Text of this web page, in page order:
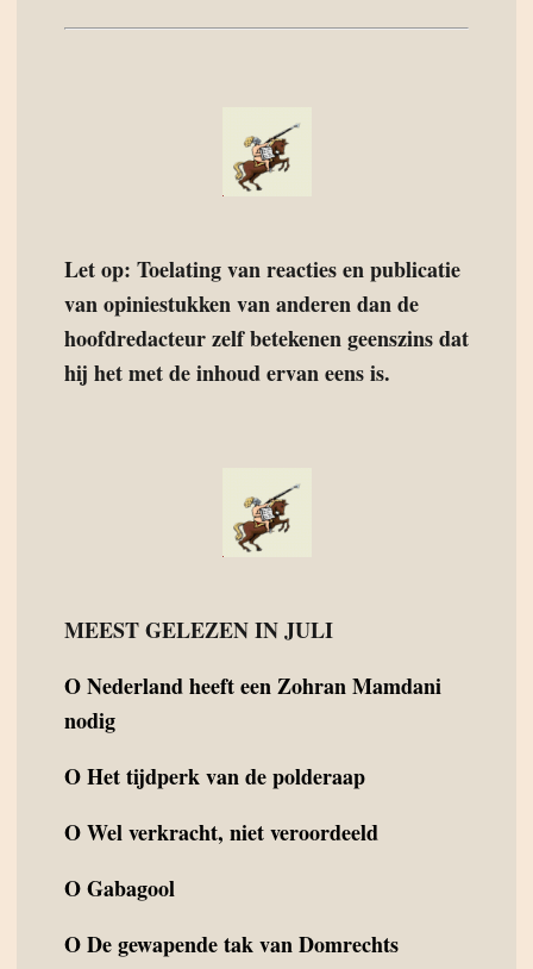
Let op: Toelating van reacties en publicatie
van opiniestukken van anderen dan de
hoofdredacteur zelf betekenen geenszins dat
hij het met de inhoud ervan eens is.
MEEST GELEZEN IN JULI
ONederland heeft een Zohran Mamdani
nodig
OHet tijdperk van de polderaap
OWel verkracht, niet veroordeeld
OGabagool
ODe gewapende tak van Domrechts